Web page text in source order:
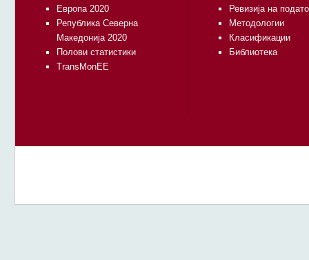
Европа 2020
Република Северна
Македонија 2020
Полови статистики
TransMonEE
Ревизија на
Методологии
Класификации
Библиотека